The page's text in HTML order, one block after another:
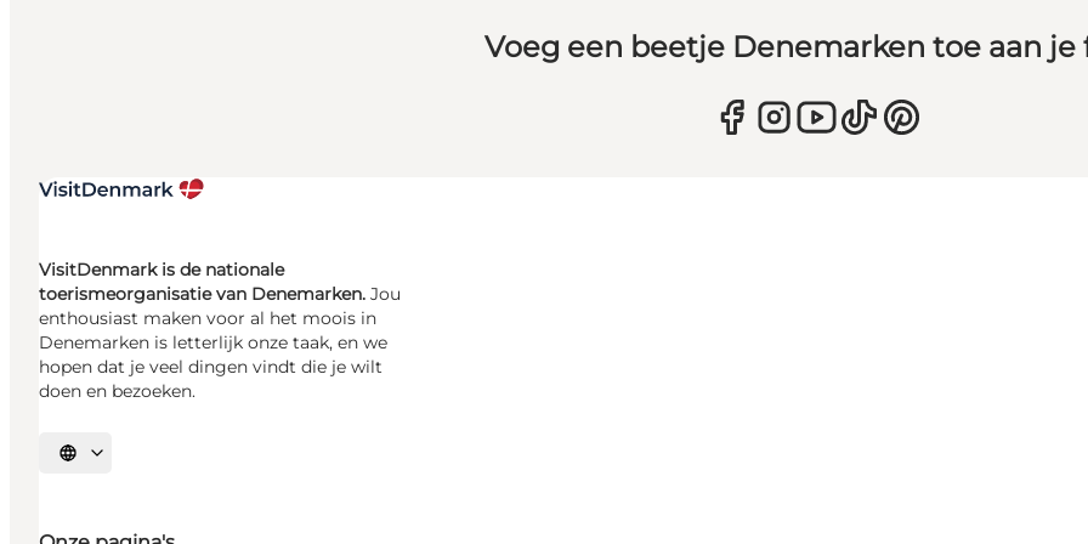
Voeg een beetje Denemarken toe aan je
VisitDenmark is de nationale
toerismeorganisatie van Denemarken. Jou
enthousiast maken voor al het moois in
Denemarken is letterlijk onze taak, en we
hopen dat je veel dingen vindt die je wilt
doen en bezoeken.
Selecteer taal